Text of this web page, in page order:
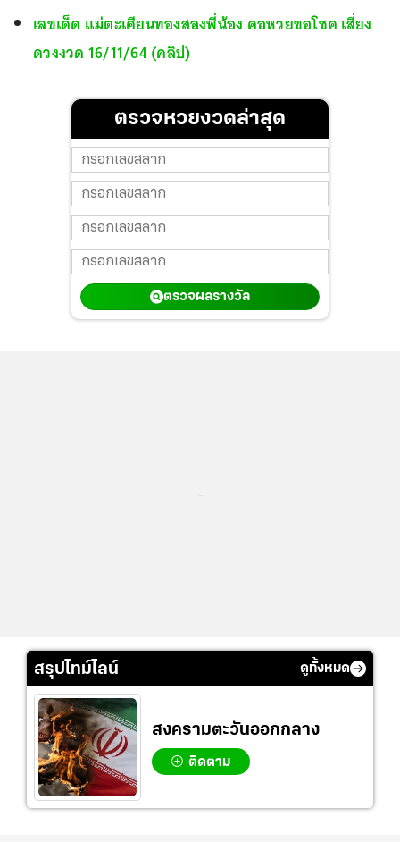
เลขเด็ด แม่ตะเคียนทองสองพี่น้อง คอหวยขอโชค เสี่ยง
ดวงงวด 16/11/64 (คลิป)
ตรวจหวยงวดล่าสุด
ตรวจผลรางวัล
สรุปไทม์ไลน์ ดูทั้งหมด
สงครามตะวันออกกลาง
ติดตาม